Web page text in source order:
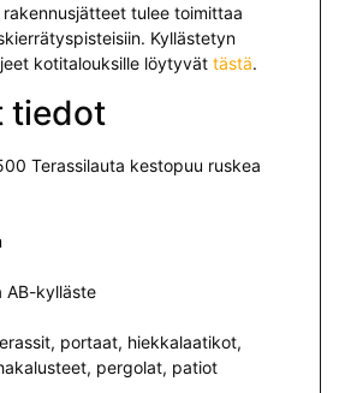
tulee toimittaa
Kyllästetyn
kotitalouksille löytyvät tästä.
tiedot
Terassilauta kestopuu ruskea
AB-kylläste
portaat, hiekkalaatikot,
pergolat, patiot